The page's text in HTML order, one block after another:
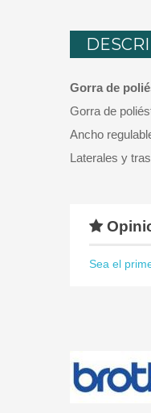
Gorra de
Gorra de
Ancho
Laterales y
Sea el